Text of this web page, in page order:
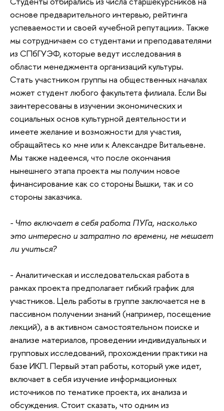
основе предварительного интервью, рейтинга
успеваемости и своей «учебной репутации». Также
мы сотрудничаем со студентами и преподавателями
из СПбГУЭФ, которые ведут исследования в
области менеджмента организаций культуры.
Стать участником группы на общественных началах
может студент любого факультета филиала. Если Вы
заинтересованы в изучении экономических и
социальных основ культурной деятельности и
имеете желание и возможности для участия,
обращайтесь ко мне или к Александре Витальевне.
Мы также надеемся, что после окончания
нынешнего этапа проекта мы получим новое
финансирование как со стороны Вышки, так и со
стороны заказчика.
- Что включает в себя работа ПУГа, насколько
это интересно и затратно по времени, не мешает
ли учиться?
- Аналитическая и исследовательская работа в
рамках проекта предполагает гибкий график для
участников. Цель работы в группе заключается не в
пассивном получении знаний (например, посещение
лекций), а в активном самостоятельном поиске и
анализе материалов, проведении индивидуальных и
групповых исследований, прохождении практики на
базе ИКП. Первый этап работы, который уже идет,
включает в себя изучение информационных
источников по тематике проекта, их анализа и
обсуждения. Стоит сказать, что одним из